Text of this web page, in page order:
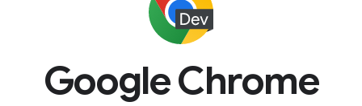
Google Chrome